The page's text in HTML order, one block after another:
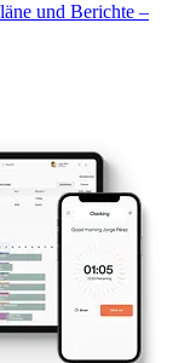
und Berichte –